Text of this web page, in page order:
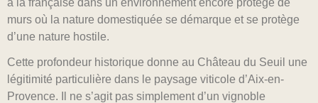
à la française dans un environnement encore protégé de
murs où la nature domestiquée se démarque et se protège
d’une nature hostile.
Cette profondeur historique donne au Château du Seuil une
légitimité particulière dans le paysage viticole d’Aix-en-
Provence. Il ne s’agit pas simplement d’un vignoble